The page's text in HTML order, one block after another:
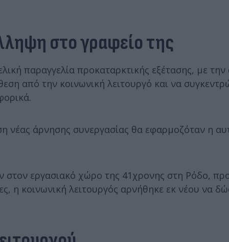
στο γραφείο της
παραγγελία προκαταρκτικής εξέτασης, με την
από την κοινωνική λειτουργό και να
νέας άρνησης συνεργασίας θα εφαρμοζόταν η
εργασιακό χώρο της 41χρονης στη Ρόδο,
η κοινωνική λειτουργός αρνήθηκε εκ νέου να